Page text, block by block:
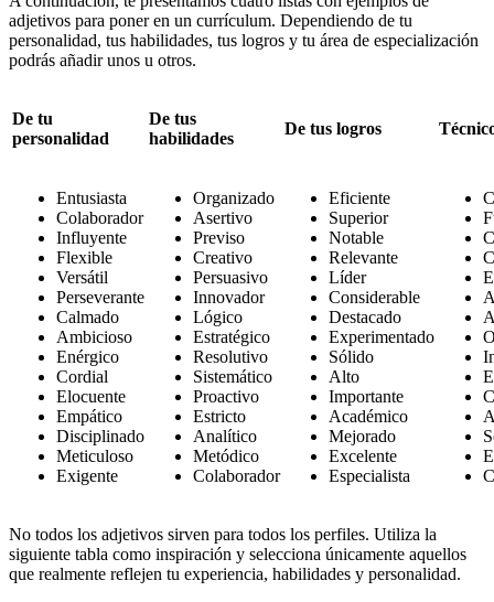
adjetivos para poner en un currículum. Dependiendo de tu
personalidad, tus habilidades, tus logros y tu área de especialización
podrás añadir unos u otros.
De tu
personalidad
De tus
habilidades
De tus logros
Entusiasta
Colaborador
Influyente
Flexible
Versátil
Perseverante
Calmado
Ambicioso
Enérgico
Cordial
Elocuente
Empático
Disciplinado
Meticuloso
Exigente
Organizado
Asertivo
Previso
Creativo
Persuasivo
Innovador
Lógico
Estratégico
Resolutivo
Sistemático
Proactivo
Estricto
Analítico
Metódico
Colaborador
Eficiente
Superior
Notable
Relevante
Líder
Considerable
Destacado
Experimentado
Sólido
Alto
Importante
Académico
Mejorado
Excelente
Especialista
No todos los adjetivos sirven para todos los perfiles. Utiliza la
siguiente tabla como inspiración y selecciona únicamente aquellos
que realmente reflejen tu experiencia, habilidades y personalidad.